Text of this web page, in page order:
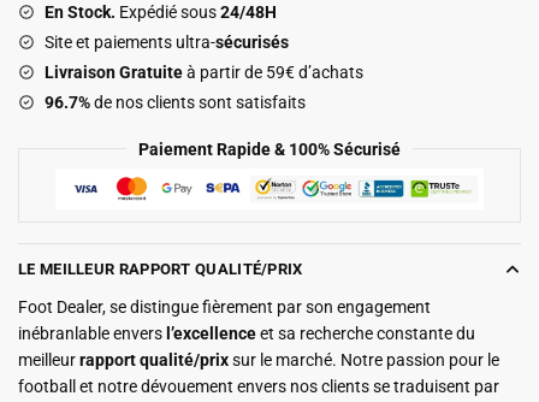
Exterieur
2025
2026
En Stock. Expédié sous24/48H
Site et paiements ultra-sécurisés
Livraison Gratuiteà partir de 59€ d’achats
96.7%de nos clients sont satisfaits
Paiement Rapide & 100% Sécurisé
LE MEILLEUR RAPPORT QUALITÉ/PRIX
Foot Dealer, se distingue fièrement par son engagement
inébranlable envers l’excellenceet sa recherche constante du
meilleurrapport qualité/prixsur le marché. Notre passion pour le
football et notre dévouement envers nos clients se traduisent par